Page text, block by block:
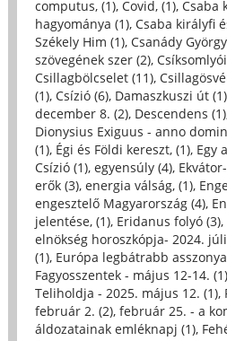
computus, (1), Covid, (1), Csaba
hagyománya (1), Csaba királyfi
Székely Him (1), Csanády
szövegének szer (2),
Csillagbölcselet (11),
(1), Csízió (6), Damaszkuszi út (1)
december 8. (2), Descendens (1)
Dionysius Exiguus - anno
(1), Égi és Földi kereszt, (1), Egy
Csízió (1), egyensúly (4),
erők (3), energia válság, (1),
engesztelő Magyarország (4),
jelentése, (1), Eridanus folyó (3),
elnökség horoszkópja- 2024.
(1), Európa legbátrabb
Fagyosszentek - május 12-14. (1)
Teliholdja - 2025. május 12. (1),
február 2. (2), február 25. - a
áldozatainak emléknapj (1),